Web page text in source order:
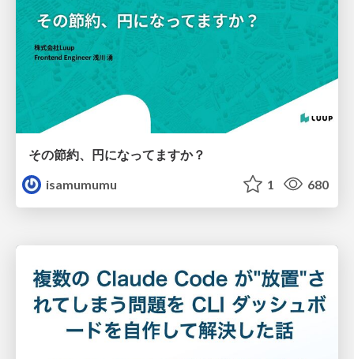
その節約、円になってますか？
isamumumu
1 680